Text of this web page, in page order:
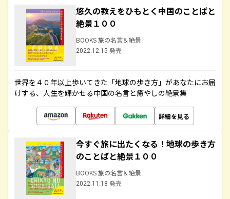
悠久の教えをひもとく中国のことばと
絶景１００
BOOKS 旅の名言＆絶景
2022.12.15 発売
世界を４０年以上歩いてきた「地球の歩き方」があなたにお届
けする、人生を輝かせる中国の名言と癒やしの絶景集
詳細を見る
今すぐ旅に出たくなる！地球の歩き方
のことばと絶景１００
BOOKS 旅の名言＆絶景
2022.11.18 発売